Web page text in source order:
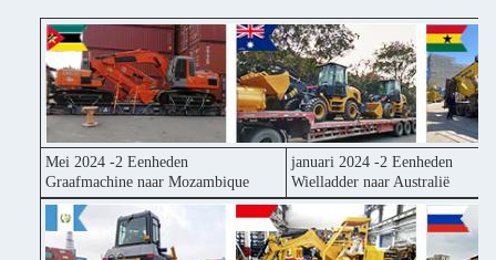
Mei 2024 -2 Eenheden
Graafmachine naar Mozambique
januari 2024 -2 Eenheden
Wielladder naar Australië